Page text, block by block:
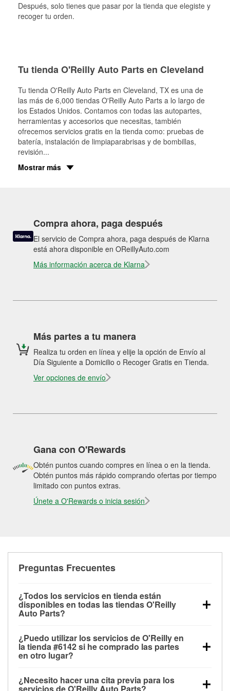
Después, solo tienes que pasar por la tienda que elegiste y
recoger tu orden.
Tu tienda O'Reilly Auto Parts en Cleveland
Tu tienda O'Reilly Auto Parts en Cleveland, TX es una de
las más de 6,000 tiendas O'Reilly Auto Parts a lo largo de
los Estados Unidos. Contamos con todas las autopartes,
herramientas y accesorios que necesitas, también
ofrecemos servicios gratis en la tienda como: pruebas de
batería, instalación de limpiaparabrisas y de bombillas,
revisión...
Mostrar más
Compra ahora, paga después
El servicio de Compra ahora, paga después de Klarna
está ahora disponible en OReillyAuto.com
Más información acerca de Klarna
Más partes a tu manera
Realiza tu orden en línea y elije la opción de Envío al
Día Siguiente a Domicilio o Recoger Gratis en Tienda.
Ver opciones de envío
Gana con O'Rewards
Obtén puntos cuando compres en línea o en la tienda.
Obtén puntos más rápido comprando ofertas por tiempo
limitado con puntos extras.
Únete a O'Rewards o inicia sesión
Preguntas Frecuentes
¿Todos los servicios en tienda están
disponibles en todas las tiendas O'Reilly
Auto Parts?
las pruebas de batería, pruebas de alternador y
motor de arranque, revisión de la luz “Check Engine”
con O'Reilly VeriScan® e instalación de
limpiaparabrisas o bombillas, están disponibles en
todas las tiendas O'Reilly Auto Parts. La tienda
¿Puedo utilizar los servicios de O'Reilly en
la tienda #6142 si he comprado las partes
en otro lugar?
de O'Reilly Auto Parts que estén disponibles en la
¿Necesito hacer una cita previa para los